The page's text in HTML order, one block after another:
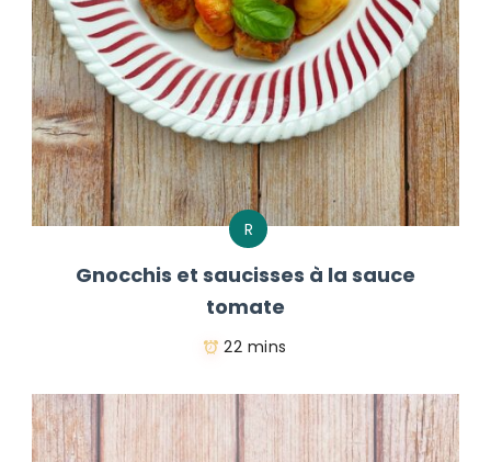
R
Gnocchis et saucisses à la sauce
tomate
22 mins